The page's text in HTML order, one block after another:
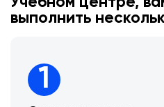
выполнить
1